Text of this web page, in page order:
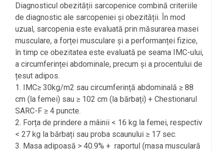
Diagnosticul obezității sarcopenice combină criteriile
de diagnostic ale sarcopeniei și obezității. În mod
uzual, sarcopenia este evaluată prin măsurarea masei
musculare, a forței musculare și a performanței fizice,
în timp ce obezitatea este evaluată pe seama IMC-ului,
a circumferinței abdominale, precum și a procentului de
țesut adipos.
1. IMC≥ 30kg/m2 sau circumferință abdominală ≥ 88
cm (la femei) sau ≥ 102 cm (la bărbați) + Chestionarul
SARC-F ≥ 4 puncte.
2. Forța de prindere a mâinii < 16 kg la femei, respectiv
< 27 kg la bărbați sau proba scaunului ≥ 17 sec.
3. Masa adipoasă > 40.9% + raportul (masa musculară